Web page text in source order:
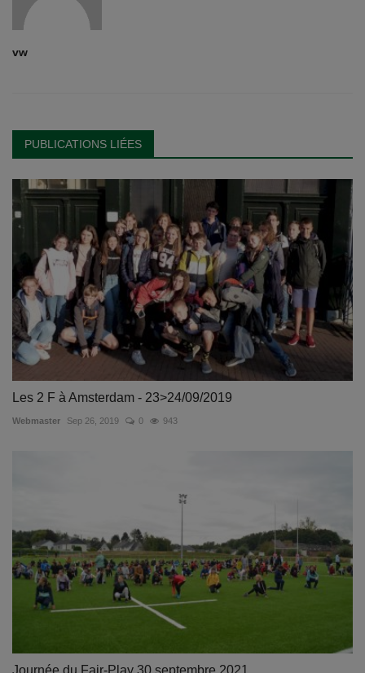
vw
PUBLICATIONS LIÉES
Les 2 F à Amsterdam - 23>24/09/2019
Webmaster Sep 26, 2019 0 943
Journée du Fair-Play 30 septembre 2021